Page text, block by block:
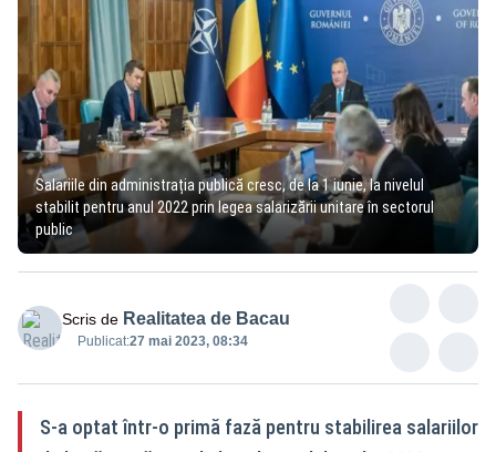
Salariile din administrația publică cresc, de la 1 iunie, la nivelul
stabilit pentru anul 2022 prin legea salarizării unitare în sectorul
public
Scris de Realitatea de Bacau
Publicat:27 mai 2023, 08:34
S-a optat într-o primă fază pentru stabilirea salariilor